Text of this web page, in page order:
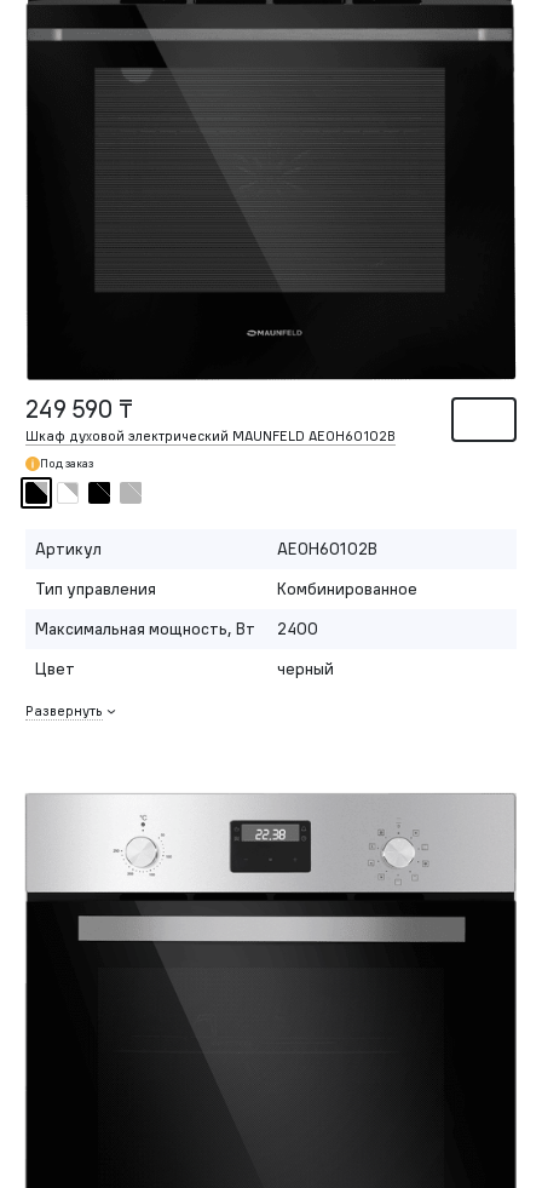
249 590 ₸
Шкаф духовой электрический MAUNFELD AEOH60102B
Под заказ
Артикул
AEOH60102B
Тип управления
Комбинированное
Максимальная мощность, Вт
2400
Цвет
черный
Развернуть